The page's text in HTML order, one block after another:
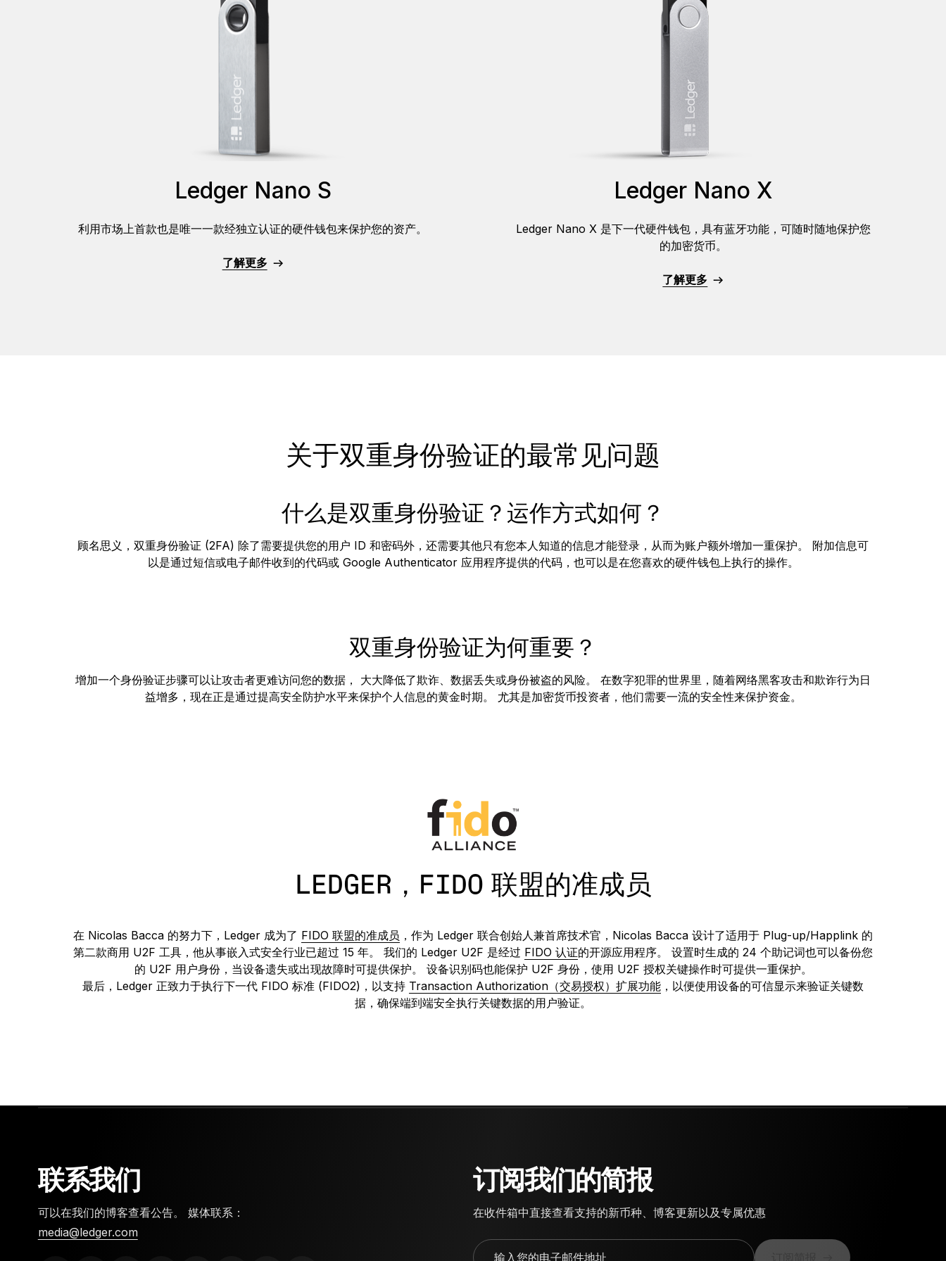
Ledger Nano S
利用市场上首款也是唯一一款经独立认证的硬件钱包来保护您的资产。
了解更多
Ledger Nano X
Ledger Nano X 是下一代硬件钱包，具有蓝牙功能，可随时随地保护您
的加密货币。
了解更多
关于双重身份验证的最常见问题
什么是双重身份验证？运作方式如何？
顾名思义，双重身份验证 (2FA) 除了需要提供您的用户 ID 和密码外，还需要其他只有您本人知道的信息才能登录，从而为账户额外增加一重保护。 附加信息可
以是通过短信或电子邮件收到的代码或 Google Authenticator 应用程序提供的代码，也可以是在您喜欢的硬件钱包上执行的操作。
双重身份验证为何重要？
增加一个身份验证步骤可以让攻击者更难访问您的数据， 大大降低了欺诈、数据丢失或身份被盗的风险。 在数字犯罪的世界里，随着网络黑客攻击和欺诈行为日
益增多，现在正是通过提高安全防护水平来保护个人信息的黄金时期。 尤其是加密货币投资者，他们需要一流的安全性来保护资金。
LEDGER，FIDO 联盟的准成员
在 Nicolas Bacca 的努力下，Ledger 成为了 FIDO 联盟的准成员 ，作为 Ledger 联合创始人兼首席技术官，Nicolas Bacca 设计了适用于 Plug-up/Happlink 的
第二款商用 U2F 工具，他从事嵌入式安全行业已超过 15 年。 我们的 Ledger U2F 是经过 FIDO 认证的开源应用程序。 设置时生成的 24 个助记词也可以备份您
的 U2F 用户身份，当设备遗失或出现故障时可提供保护。 设备识别码也能保护 U2F 身份，使用 U2F 授权关键操作时可提供一重保护。
最后，Ledger 正致力于执行下一代 FIDO 标准 (FIDO2)，以支持 Transaction Authorization（交易授权）扩展功能 ，以便使用设备的可信显示来验证关键数
据，确保端到端安全执行关键数据的用户验证。
联系我们
可以在我们的博客查看公告。 媒体联系：
media@ledger.com
订阅我们的简报
在收件箱中直接查看支持的新币种、博客更新以及专属优惠
输入您的电子邮件地址